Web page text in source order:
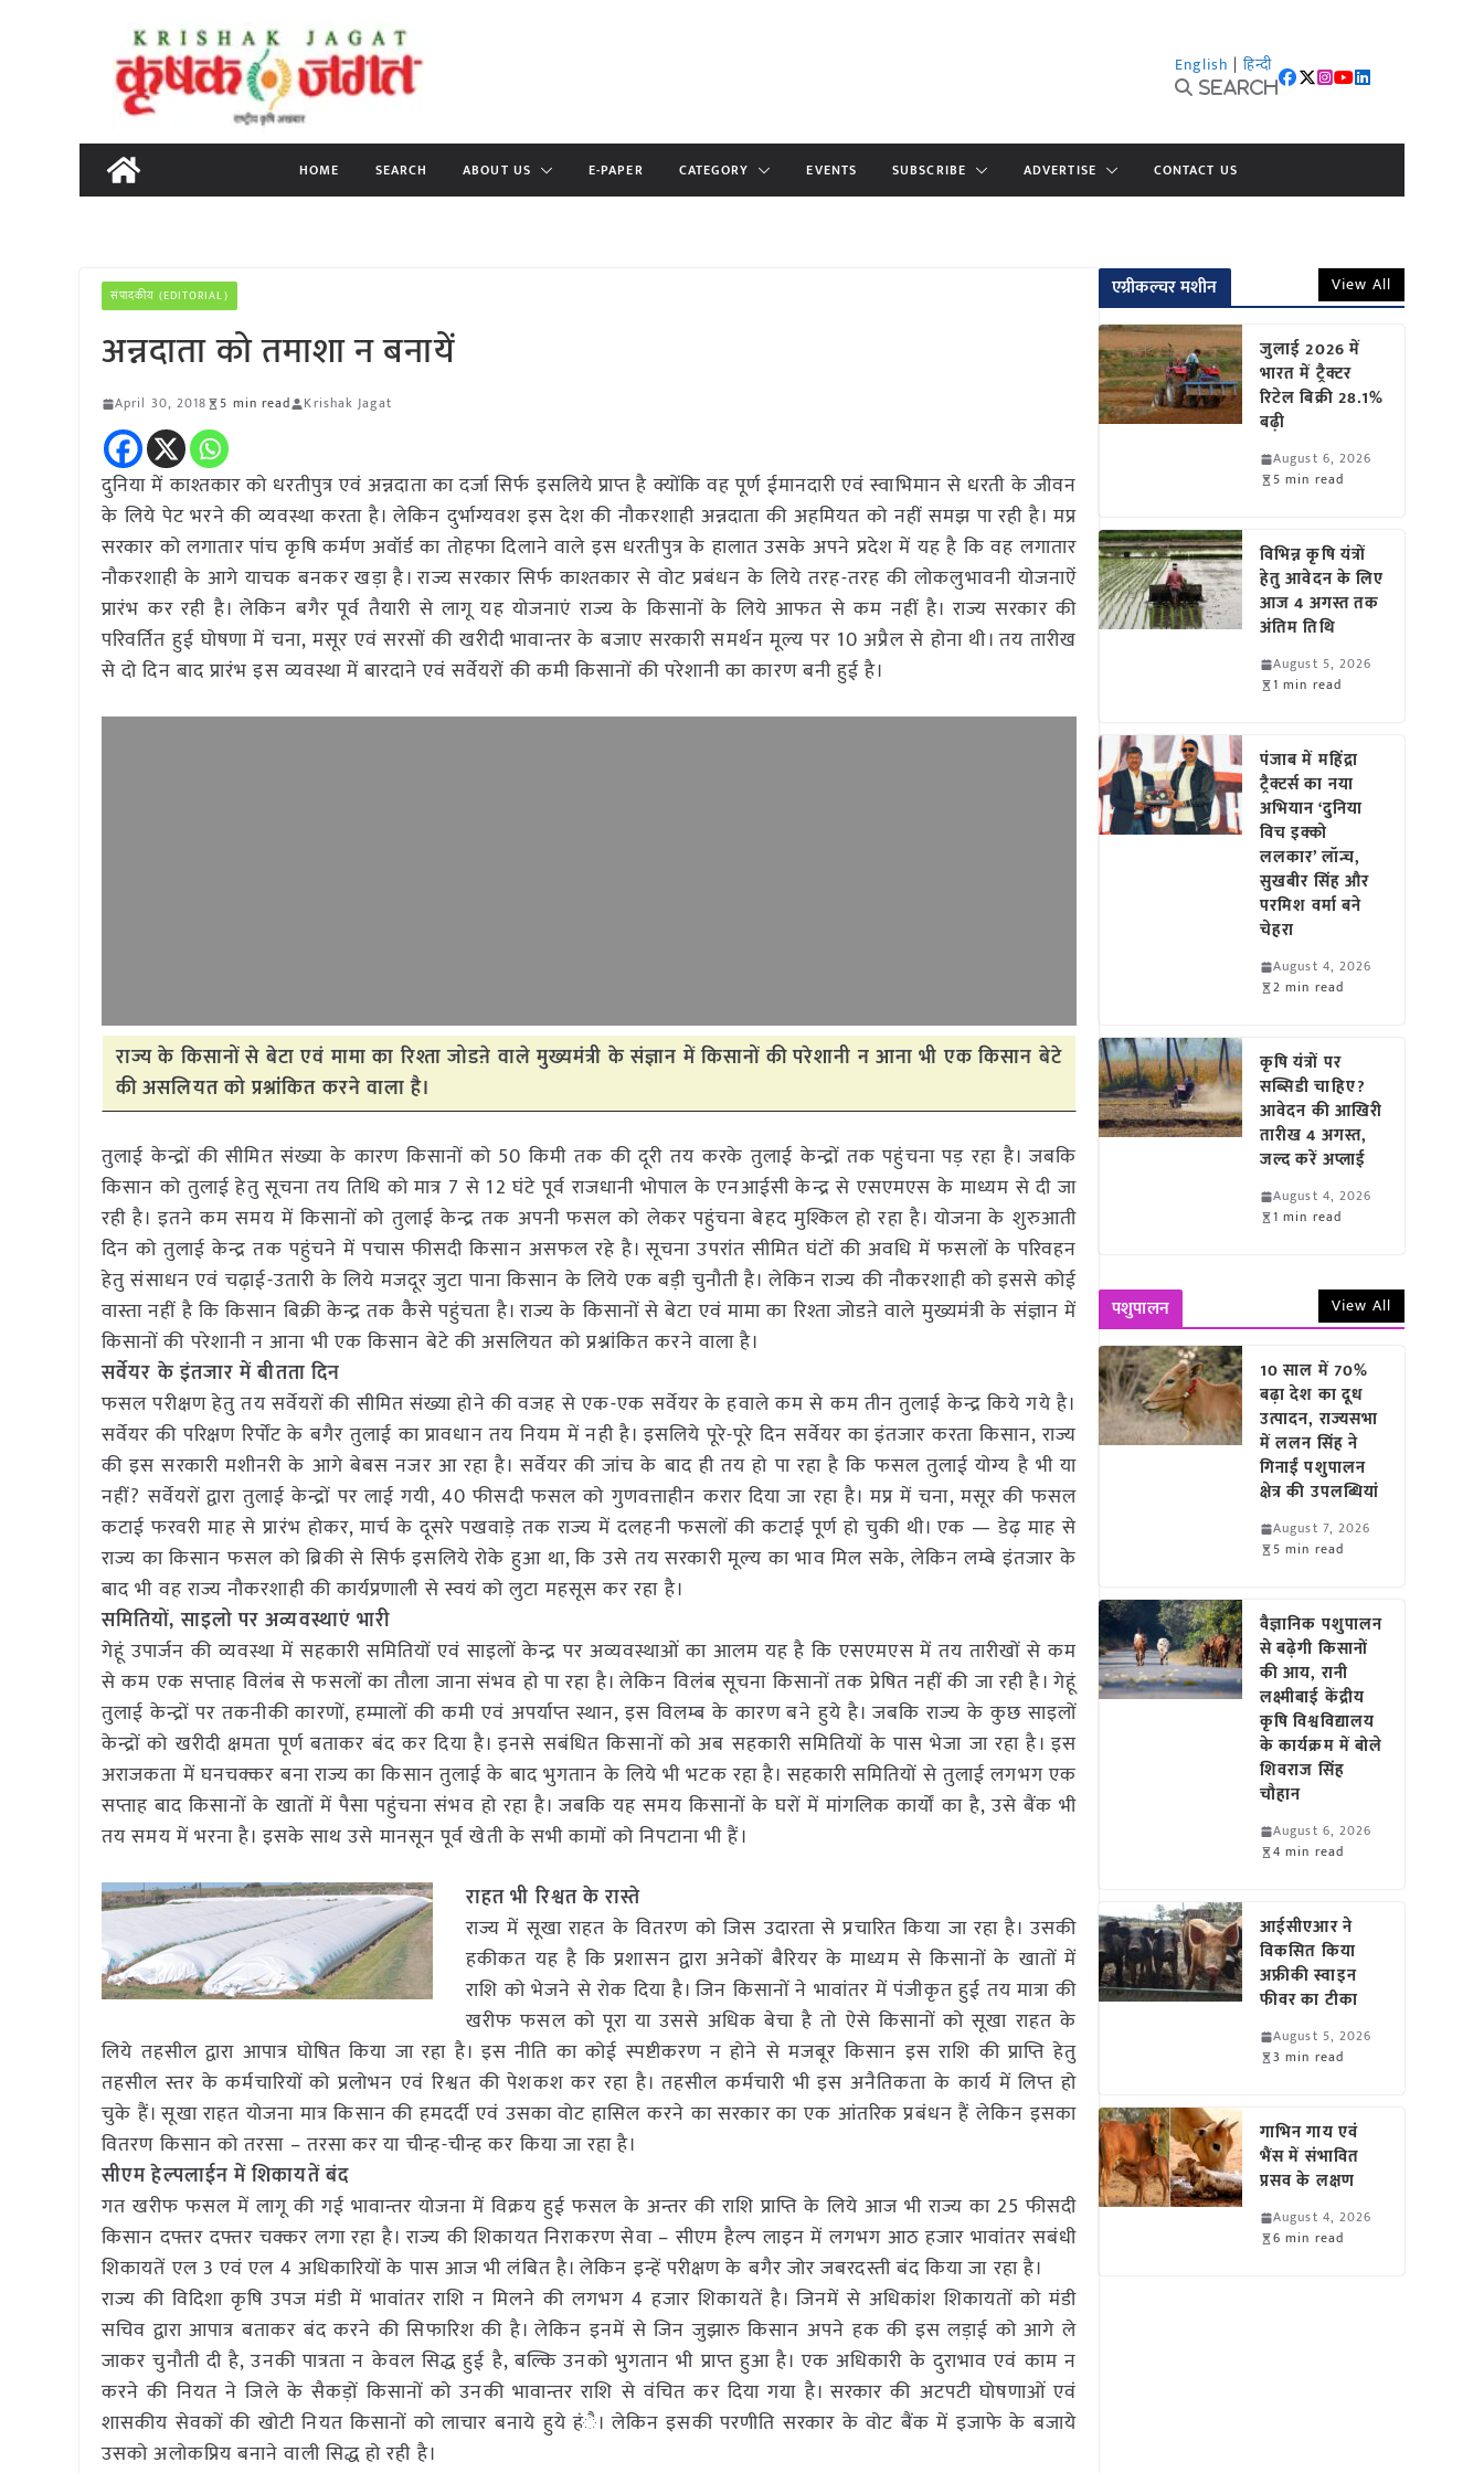
content
English | हिन्दी
Search
HOME SEARCH ABOUT US E-PAPER CATEGORY EVENTS SUBSCRIBE ADVERTISE CONTACT US
संपादकीय (EDITORIAL)
अन्नदाता को तमाशा न बनायें
April 30, 2018 5 min read Krishak Jagat
दुनिया में काश्तकार को धरतीपुत्र एवं अन्नदाता का दर्जा सिर्फ इसलिये प्राप्त है क्योंकि वह पूर्ण ईमानदारी एवं स्वाभिमान से धरती के जीवन
के लिये पेट भरने की व्यवस्था करता है। लेकिन दुर्भाग्यवश इस देश की नौकरशाही अन्नदाता की अहमियत को नहीं समझ पा रही है। मप्र
सरकार को लगातार पांच कृषि कर्मण अवॉर्ड का तोहफा दिलाने वाले इस धरतीपुत्र के हालात उसके अपने प्रदेश में यह है कि वह लगातार
नौकरशाही के आगे याचक बनकर खड़ा है। राज्य सरकार सिर्फ काश्तकार से वोट प्रबंधन के लिये तरह-तरह की लोकलुभावनी योजनाऐं
प्रारंभ कर रही है। लेकिन बगैर पूर्व तैयारी से लागू यह योजनाएं राज्य के किसानों के लिये आफत से कम नहीं है। राज्य सरकार की
परिवर्तित हुई घोषणा में चना, मसूर एवं सरसों की खरीदी भावान्तर के बजाए सरकारी समर्थन मूल्य पर 10 अप्रैल से होना थी। तय तारीख
से दो दिन बाद प्रारंभ इस व्यवस्था में बारदाने एवं सर्वेयरों की कमी किसानों की परेशानी का कारण बनी हुई है।
राज्य के किसानों से बेटा एवं मामा का रिश्ता जोडऩे वाले मुख्यमंत्री के संज्ञान में किसानों की परेशानी न आना भी एक किसान बेटे
की असलियत को प्रश्नांकित करने वाला है।
तुलाई केन्द्रों की सीमित संख्या के कारण किसानों को 50 किमी तक की दूरी तय करके तुलाई केन्द्रों तक पहुंचना पड़ रहा है। जबकि
किसान को तुलाई हेतु सूचना तय तिथि को मात्र 7 से 12 घंटे पूर्व राजधानी भोपाल के एनआईसी केन्द्र से एसएमएस के माध्यम से दी जा
रही है। इतने कम समय में किसानों को तुलाई केन्द्र तक अपनी फसल को लेकर पहुंचना बेहद मुश्किल हो रहा है। योजना के शुरुआती
दिन को तुलाई केन्द्र तक पहुंचने में पचास फीसदी किसान असफल रहे है। सूचना उपरांत सीमित घंटों की अवधि में फसलों के परिवहन
हेतु संसाधन एवं चढ़ाई-उतारी के लिये मजदूर जुटा पाना किसान के लिये एक बड़ी चुनौती है। लेकिन राज्य की नौकरशाही को इससे कोई
वास्ता नहीं है कि किसान बिक्री केन्द्र तक कैसे पहुंचता है। राज्य के किसानों से बेटा एवं मामा का रिश्ता जोडऩे वाले मुख्यमंत्री के संज्ञान में
किसानों की परेशानी न आना भी एक किसान बेटे की असलियत को प्रश्नांकित करने वाला है।
सर्वेयर के इंतजार में बीतता दिन
फसल परीक्षण हेतु तय सर्वेयरों की सीमित संख्या होने की वजह से एक-एक सर्वेयर के हवाले कम से कम तीन तुलाई केन्द्र किये गये है।
सर्वेयर की परिक्षण रिर्पोंट के बगैर तुलाई का प्रावधान तय नियम में नही है। इसलिये पूरे-पूरे दिन सर्वेयर का इंतजार करता किसान, राज्य
की इस सरकारी मशीनरी के आगे बेबस नजर आ रहा है। सर्वेयर की जांच के बाद ही तय हो पा रहा है कि फसल तुलाई योग्य है भी या
नहीं? सर्वेयरों द्वारा तुलाई केन्द्रों पर लाई गयी, 40 फीसदी फसल को गुणवत्ताहीन करार दिया जा रहा है। मप्र में चना, मसूर की फसल
कटाई फरवरी माह से प्रारंभ होकर, मार्च के दूसरे पखवाड़े तक राज्य में दलहनी फसलों की कटाई पूर्ण हो चुकी थी। एक — डेढ़ माह से
राज्य का किसान फसल को ब्रिकी से सिर्फ इसलिये रोके हुआ था, कि उसे तय सरकारी मूल्य का भाव मिल सके, लेकिन लम्बे इंतजार के
बाद भी वह राज्य नौकरशाही की कार्यप्रणाली से स्वयं को लुटा महसूस कर रहा है।
समितियों, साइलो पर अव्यवस्थाएं भारी
गेहूं उपार्जन की व्यवस्था में सहकारी समितियों एवं साइलों केन्द्र पर अव्यवस्थाओं का आलम यह है कि एसएमएस में तय तारीखों से कम
से कम एक सप्ताह विलंब से फसलों का तौला जाना संभव हो पा रहा है। लेकिन विलंब सूचना किसानों तक प्रेषित नहीं की जा रही है। गेहूं
तुलाई केन्द्रों पर तकनीकी कारणों, हम्मालों की कमी एवं अपर्याप्त स्थान, इस विलम्ब के कारण बने हुये है। जबकि राज्य के कुछ साइलों
केन्द्रों को खरीदी क्षमता पूर्ण बताकर बंद कर दिया है। इनसे सबंधित किसानों को अब सहकारी समितियों के पास भेजा जा रहा है। इस
अराजकता में घनचक्कर बना राज्य का किसान तुलाई के बाद भुगतान के लिये भी भटक रहा है। सहकारी समितियों से तुलाई लगभग एक
सप्ताह बाद किसानों के खातों में पैसा पहुंचना संभव हो रहा है। जबकि यह समय किसानों के घरों में मांगलिक कार्यों का है, उसे बैंक भी
तय समय में भरना है। इसके साथ उसे मानसून पूर्व खेती के सभी कामों को निपटाना भी हैं।
राहत भी रिश्वत के रास्ते
राज्य में सूखा राहत के वितरण को जिस उदारता से प्रचारित किया जा रहा है। उसकी
हकीकत यह है कि प्रशासन द्वारा अनेकों बैरियर के माध्यम से किसानों के खातों में
राशि को भेजने से रोक दिया है। जिन किसानों ने भावांतर में पंजीकृत हुई तय मात्रा की
खरीफ फसल को पूरा या उससे अधिक बेचा है तो ऐसे किसानों को सूखा राहत के
लिये तहसील द्वारा आपात्र घोषित किया जा रहा है। इस नीति का कोई स्पष्टीकरण न होने से मजबूर किसान इस राशि की प्राप्ति हेतु
तहसील स्तर के कर्मचारियों को प्रलोभन एवं रिश्वत की पेशकश कर रहा है। तहसील कर्मचारी भी इस अनैतिकता के कार्य में लिप्त हो
चुके हैं। सूखा राहत योजना मात्र किसान की हमदर्दी एवं उसका वोट हासिल करने का सरकार का एक आंतरिक प्रबंधन हैं लेकिन इसका
वितरण किसान को तरसा – तरसा कर या चीन्ह-चीन्ह कर किया जा रहा है।
सीएम हेल्पलाईन में शिकायतें बंद
गत खरीफ फसल में लागू की गई भावान्तर योजना में विक्रय हुई फसल के अन्तर की राशि प्राप्ति के लिये आज भी राज्य का 25 फीसदी
किसान दफ्तर दफ्तर चक्कर लगा रहा है। राज्य की शिकायत निराकरण सेवा – सीएम हैल्प लाइन में लगभग आठ हजार भावांतर सबंधी
शिकायतें एल 3 एवं एल 4 अधिकारियों के पास आज भी लंबित है। लेकिन इन्हें परीक्षण के बगैर जोर जबरदस्ती बंद किया जा रहा है।
राज्य की विदिशा कृषि उपज मंडी में भावांतर राशि न मिलने की लगभग 4 हजार शिकायतें है। जिनमें से अधिकांश शिकायतों को मंडी
सचिव द्वारा आपात्र बताकर बंद करने की सिफारिश की है। लेकिन इनमें से जिन जुझारु किसान अपने हक की इस लड़ाई को आगे ले
जाकर चुनौती दी है, उनकी पात्रता न केवल सिद्ध हुई है, बल्कि उनको भुगतान भी प्राप्त हुआ है। एक अधिकारी के दुराभाव एवं काम न
करने की नियत ने जिले के सैकड़ों किसानों को उनकी भावान्तर राशि से वंचित कर दिया गया है। सरकार की अटपटी घोषणाओं एवं
शासकीय सेवकों की खोटी नियत किसानों को लाचार बनाये हुये हंै। लेकिन इसकी परणीति सरकार के वोट बैंक में इजाफे के बजाये
उसको अलोकप्रिय बनाने वाली सिद्ध हो रही है।
एग्रीकल्चर मशीन View All
जुलाई 2026 में
भारत में ट्रैक्टर
रिटेल बिक्री 28.1%
बढ़ी
August 6, 2026
5 min read
विभिन्न कृषि यंत्रों
हेतु आवेदन के लिए
आज 4 अगस्त तक
अंतिम तिथि
August 5, 2026
1 min read
पंजाब में महिंद्रा
ट्रैक्टर्स का नया
अभियान ‘दुनिया
विच इक्को
ललकार’ लॉन्च,
सुखबीर सिंह और
परमिश वर्मा बने
चेहरा
August 4, 2026
2 min read
कृषि यंत्रों पर
सब्सिडी चाहिए?
आवेदन की आखिरी
तारीख 4 अगस्त,
जल्द करें अप्लाई
August 4, 2026
1 min read
पशुपालन View All
10 साल में 70%
बढ़ा देश का दूध
उत्पादन, राज्यसभा
में ललन सिंह ने
गिनाईं पशुपालन
क्षेत्र की उपलब्धियां
August 7, 2026
5 min read
वैज्ञानिक पशुपालन
से बढ़ेगी किसानों
की आय, रानी
लक्ष्मीबाई केंद्रीय
कृषि विश्वविद्यालय
के कार्यक्रम में बोले
शिवराज सिंह
चौहान
August 6, 2026
4 min read
आईसीएआर ने
विकसित किया
अफ्रीकी स्वाइन
फीवर का टीका
August 5, 2026
3 min read
गाभिन गाय एवं
भैंस में संभावित
प्रसव के लक्षण
August 4, 2026
6 min read